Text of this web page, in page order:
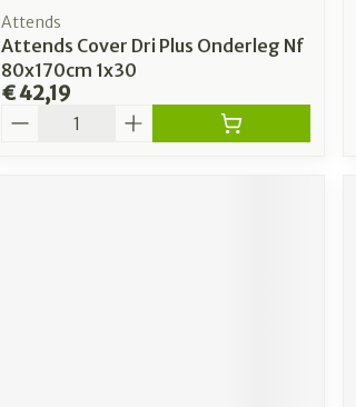
Attends
Attends Cover Dri Plus Onderleg Nf
80x170cm 1x30
€ 42,19